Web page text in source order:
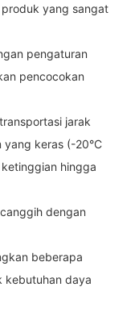
yang sangat
pengaturan
pencocokan
jarak
yang keras (-20°C
hingga
dengan
beberapa
kebutuhan daya